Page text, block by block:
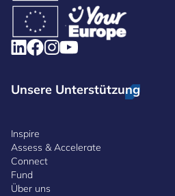
Unsere Unterstützung
Inspire
Assess & Accelerate
Connect
Fund
Über uns